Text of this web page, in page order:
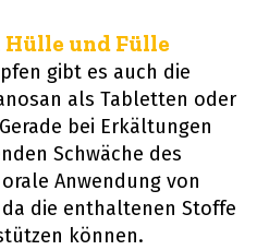
Hülle und Fülle
gibt es auch die
als Tabletten oder
bei Erkältungen
Schwäche des
Anwendung von
die enthaltenen Stoffe
können.